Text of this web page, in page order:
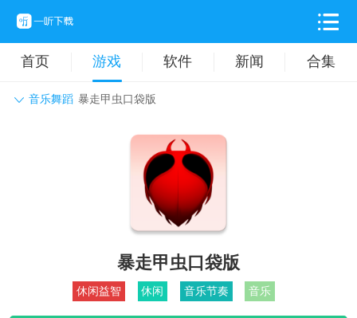
首页 游戏 软件 新闻 合集
音乐舞蹈 暴走甲虫口袋版
动作格斗 休闲益智
卡牌对战 音乐舞蹈
挂机养成
暴走甲虫口袋版
休闲益智 休闲 音乐节奏 音乐